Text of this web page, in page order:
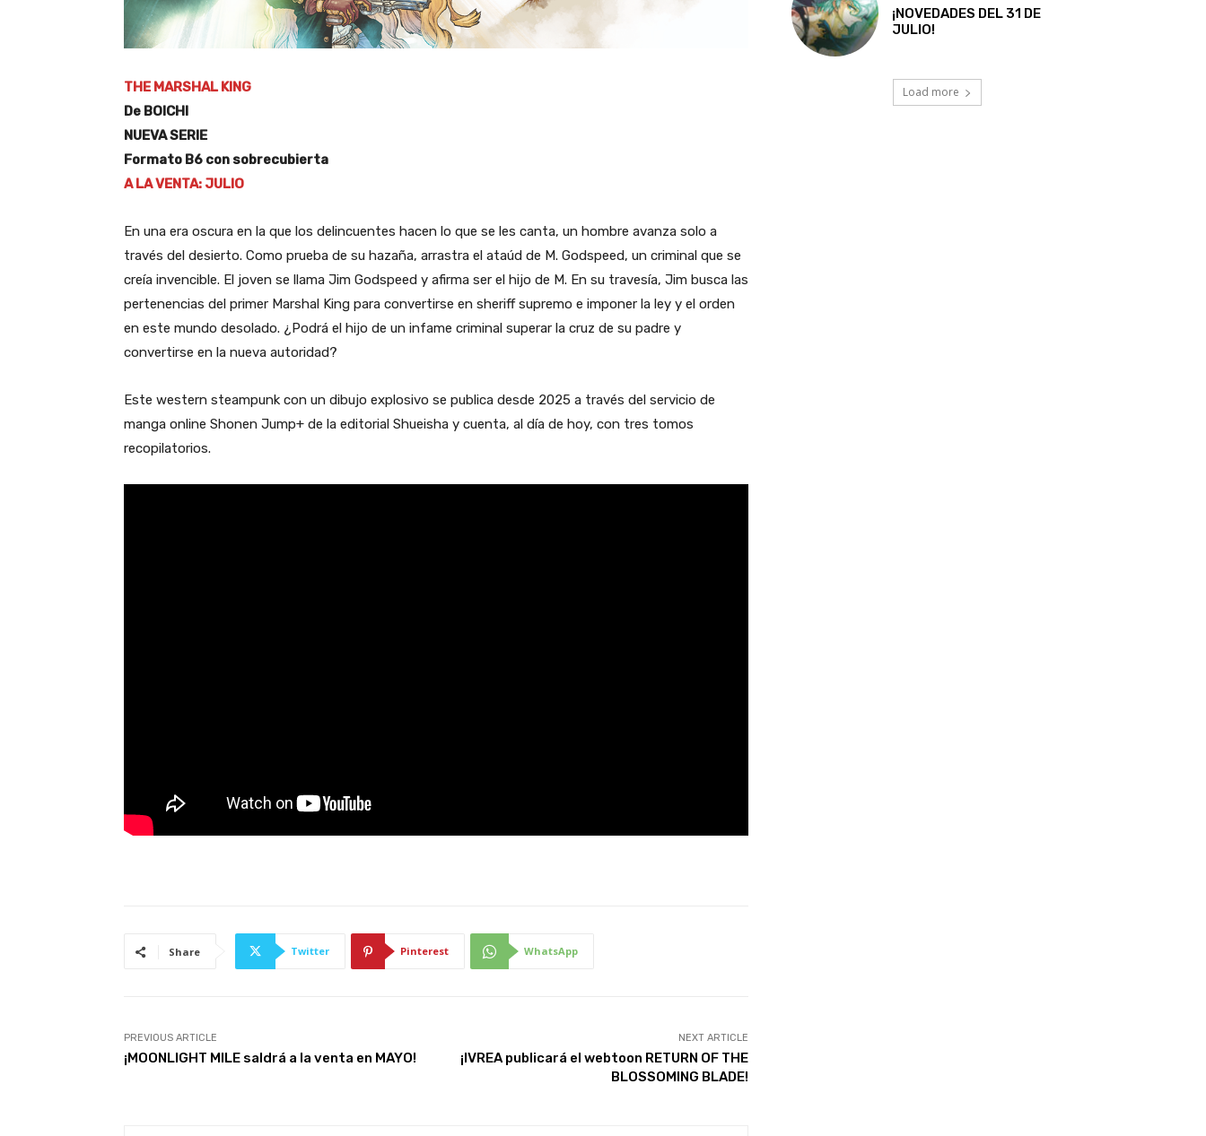
THE MARSHAL KING
De BOICHI
NUEVA SERIE
Formato B6 con sobrecubierta
A LA VENTA: JULIO
En una era oscura en la que los delincuentes hacen lo que se les canta, un hombre avanza solo a
través del desierto. Como prueba de su hazaña, arrastra el ataúd de M. Godspeed, un criminal que se
creía invencible. El joven se llama Jim Godspeed y afirma ser el hijo de M. En su travesía, Jim busca las
pertenencias del primer Marshal King para convertirse en sheriff supremo e imponer la ley y el orden
en este mundo desolado. ¿Podrá el hijo de un infame criminal superar la cruz de su padre y
convertirse en la nueva autoridad?
Este western steampunk con un dibujo explosivo se publica desde 2025 a través del servicio de
manga online Shonen Jump+ de la editorial Shueisha y cuenta, al día de hoy, con tres tomos
recopilatorios.
Share Twitter Pinterest WhatsApp
PREVIOUS ARTICLE
¡MOONLIGHT MILE saldrá a la venta en MAYO!
NEXT ARTICLE
¡IVREA publicará el webtoon RETURN OF THE
BLOSSOMING BLADE!
¡NOVEDADES DEL 31 DE
JULIO!
Load more